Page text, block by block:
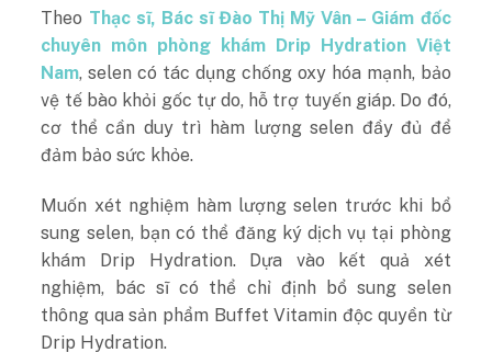
Theo Thạc sĩ, Bác sĩ Đào Thị Mỹ Vân – Giám đốc
chuyên môn phòng khám Drip Hydration Việt
Nam, selen có tác dụng chống oxy hóa mạnh, bảo
vệ tế bào khỏi gốc tự do, hỗ trợ tuyến giáp. Do đó,
cơ thể cần duy trì hàm lượng selen đầy đủ để
đảm bảo sức khỏe.
Muốn xét nghiệm hàm lượng selen trước khi bổ
sung selen, bạn có thể đăng ký dịch vụ tại phòng
khám Drip Hydration. Dựa vào kết quả xét
nghiệm, bác sĩ có thể chỉ định bổ sung selen
thông qua sản phẩm Buffet Vitamin độc quyền từ
Drip Hydration.